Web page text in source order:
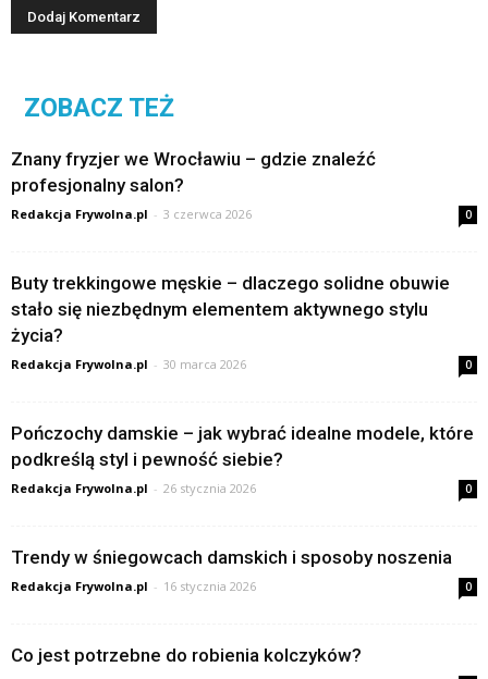
ZOBACZ TEŻ
Znany fryzjer we Wrocławiu – gdzie znaleźć
profesjonalny salon?
Redakcja Frywolna.pl - 3 czerwca 2026 0
Buty trekkingowe męskie – dlaczego solidne obuwie
stało się niezbędnym elementem aktywnego stylu
życia?
Redakcja Frywolna.pl - 30 marca 2026 0
Pończochy damskie – jak wybrać idealne modele, które
podkreślą styl i pewność siebie?
Redakcja Frywolna.pl - 26 stycznia 2026 0
Trendy w śniegowcach damskich i sposoby noszenia
Redakcja Frywolna.pl - 16 stycznia 2026 0
Co jest potrzebne do robienia kolczyków?